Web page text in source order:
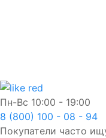
Пн-Вс 10:00 - 19:00
8 (800) 100 - 08 - 94
Покупатели часто